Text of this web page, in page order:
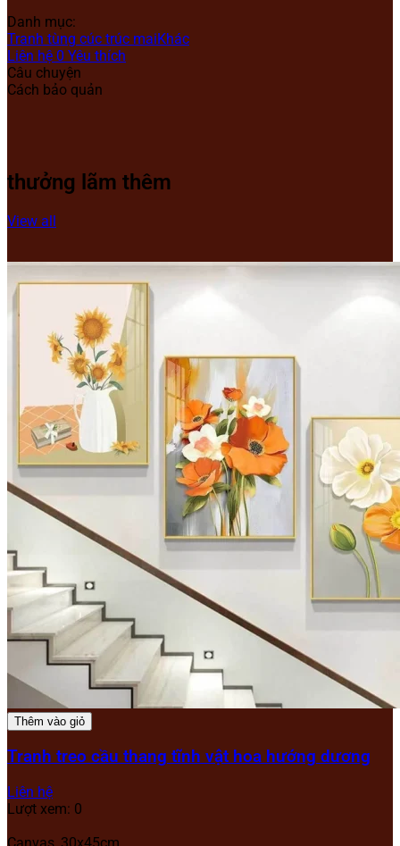
Danh mục:
Tranh tùng cúc trúc maiKhác
Liên hệ 0 Yêu thích
Câu chuyện
Cách bảo quản
thưởng lãm thêm
View all
Thêm vào giỏ
Tranh treo cầu thang tĩnh vật hoa hướng dương
Liên hệ
Lượt xem: 0